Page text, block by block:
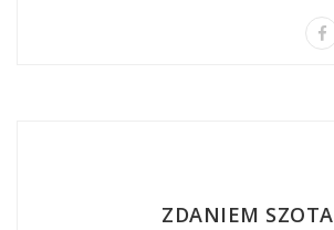
ZDANIEM SZOTA